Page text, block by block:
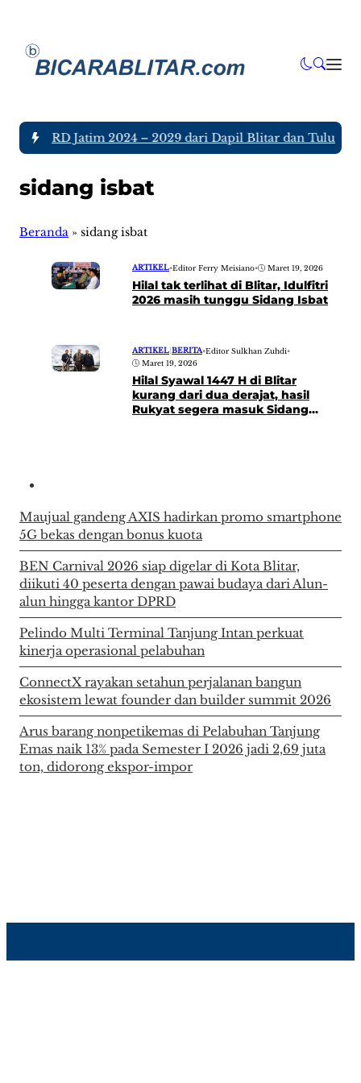
DPRD Jatim 2024 – 2029 dari Dapil Blitar dan
sidang isbat
Beranda » sidang isbat
ARTIKEL•Editor Ferry Meisiano• Maret 19, 2026
Hilal tak terlihat di Blitar, Idulfitri
2026 masih tunggu Sidang Isbat
ARTIKEL|BERITA•Editor Sulkhan Zuhdi•
Maret 19, 2026
Hilal Syawal 1447 H di Blitar
kurang dari dua derajat, hasil
Rukyat segera masuk Sidang
Maujual gandeng AXIS hadirkan promo smartphone
5G bekas dengan bonus kuota
BEN Carnival 2026 siap digelar di Kota Blitar,
diikuti 40 peserta dengan pawai budaya dari Alun-
alun hingga kantor DPRD
Pelindo Multi Terminal Tanjung Intan perkuat
kinerja operasional pelabuhan
ConnectX rayakan setahun perjalanan bangun
ekosistem lewat founder dan builder summit 2026
Arus barang nonpetikemas di Pelabuhan Tanjung
Emas naik 13% pada Semester I 2026 jadi 2,69 juta
ton, didorong ekspor-impor